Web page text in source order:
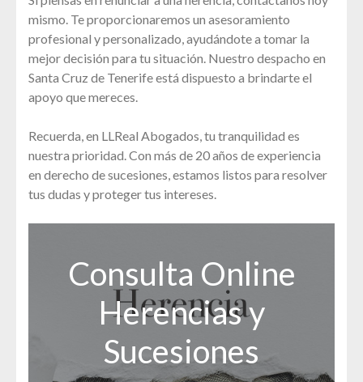
mismo. Te proporcionaremos un asesoramiento
profesional y personalizado, ayudándote a tomar la
mejor decisión para tu situación. Nuestro despacho en
Santa Cruz de Tenerife está dispuesto a brindarte el
apoyo que mereces.
Recuerda, en LLReal Abogados, tu tranquilidad es
nuestra prioridad. Con más de 20 años de experiencia
en derecho de sucesiones, estamos listos para resolver
tus dudas y proteger tus intereses.
Consulta Online
Herencias y
Sucesiones